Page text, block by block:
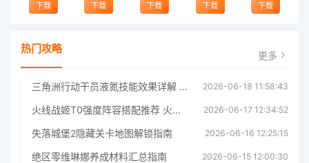
下载 下载 下载 下载 下载
热门攻略 更多
三角洲行动干员液氮技能效果详解 三角洲行动干员液氮技能介绍 2026-06-18 11:58:43
火线战姬T0强度阵容搭配推荐 火线战姬T0强度阵容哪个好 2026-06-17 12:34:52
失落城堡2隐藏关卡地图解锁指南 2026-06-16 12:25:15
绝区零维琳娜养成材料汇总指南 2026-06-15 12:00:30